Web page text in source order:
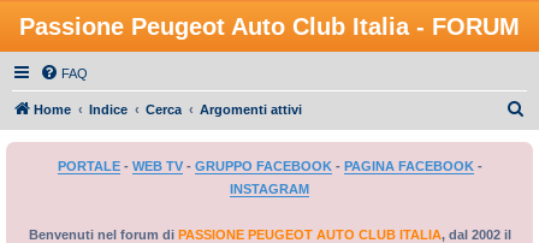
Passione Peugeot Auto Club Italia - FORUM
FAQ
Home Indice Cerca Argomenti attivi
PORTALE- WEB TV- GRUPPO FACEBOOK- PAGINA FACEBOOK-
INSTAGRAM
Benvenuti nel forum di PASSIONE PEUGEOT AUTO CLUB ITALIA, dal 2002 il